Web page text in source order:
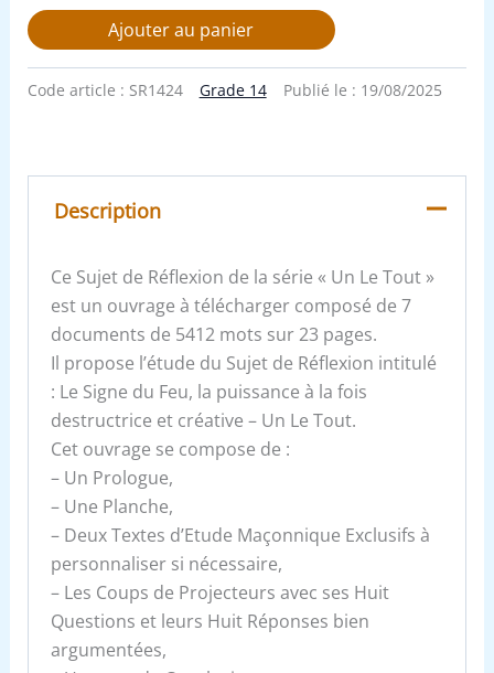
Ajouter au panier
Code article : SR1424 Grade 14 Publié le : 19/08/2025
Description
Ce Sujet de Réflexion de la série « Un Le Tout »
est un ouvrage à télécharger composé de 7
documents de 5412 mots sur 23 pages.
Il propose l’étude du Sujet de Réflexion intitulé
: Le Signe du Feu, la puissance à la fois
destructrice et créative – Un Le Tout.
Cet ouvrage se compose de :
– Un Prologue,
– Une Planche,
– Deux Textes d’Etude Maçonnique Exclusifs à
personnaliser si nécessaire,
– Les Coups de Projecteurs avec ses Huit
Questions et leurs Huit Réponses bien
argumentées,